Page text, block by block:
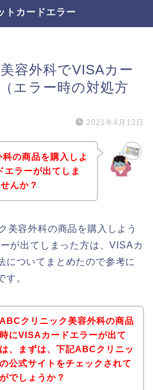
トカードエラー
容外科でVISAカー
エラー時の対処方
2021年4月13日
の商品を購入しよ
ラーが出てしま
んか？
美容外科の商品を購入しよう
が出てしまった方は、VISAカ
についてまとめたので参考に
す。
クリニック美容外科の商品
にVISAカードエラーが出て
、まずは、下記ABCクリニッ
公式サイトをチェックされて
でしょうか？